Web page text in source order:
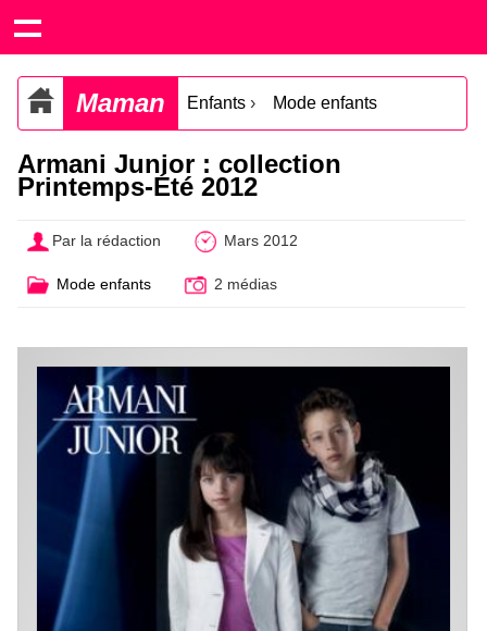
Maman Enfants › Mode enfants
Armani Junior : collection
Printemps-Été 2012
Par la rédaction Mars 2012
Mode enfants 2 médias